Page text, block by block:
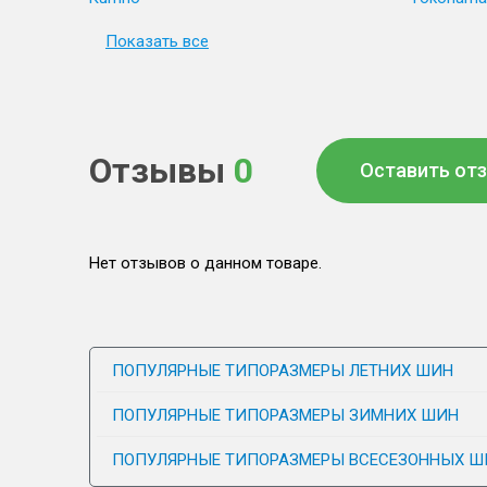
Показать все
Отзывы 0 Оставить
Нет отзывов о данном товаре.
ПОПУЛЯРНЫЕ ТИПОРАЗМЕРЫ ЛЕТНИХ ШИН
ПОПУЛЯРНЫЕ ТИПОРАЗМЕРЫ ЗИМНИХ ШИН
ПОПУЛЯРНЫЕ ТИПОРАЗМЕРЫ ВСЕСЕЗОННЫХ